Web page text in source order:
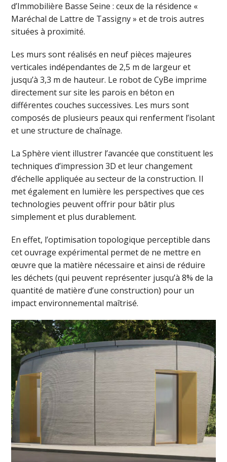
d’Immobilière Basse Seine : ceux de la résidence «
Maréchal de Lattre de Tassigny » et de trois autres
situées à proximité.
Les murs sont réalisés en neuf pièces majeures
verticales indépendantes de 2,5 m de largeur et
jusqu’à 3,3 m de hauteur. Le robot de CyBe imprime
directement sur site les parois en béton en
différentes couches successives. Les murs sont
composés de plusieurs peaux qui renferment l’isolant
et une structure de chaînage.
La Sphère vient illustrer l’avancée que constituent les
techniques d’impression 3D et leur changement
d’échelle appliquée au secteur de la construction. Il
met également en lumière les perspectives que ces
technologies peuvent offrir pour bâtir plus
simplement et plus durablement.
En effet, l’optimisation topologique perceptible dans
cet ouvrage expérimental permet de ne mettre en
œuvre que la matière nécessaire et ainsi de réduire
les déchets (qui peuvent représenter jusqu’à 8% de la
quantité de matière d’une construction) pour un
impact environnemental maîtrisé.